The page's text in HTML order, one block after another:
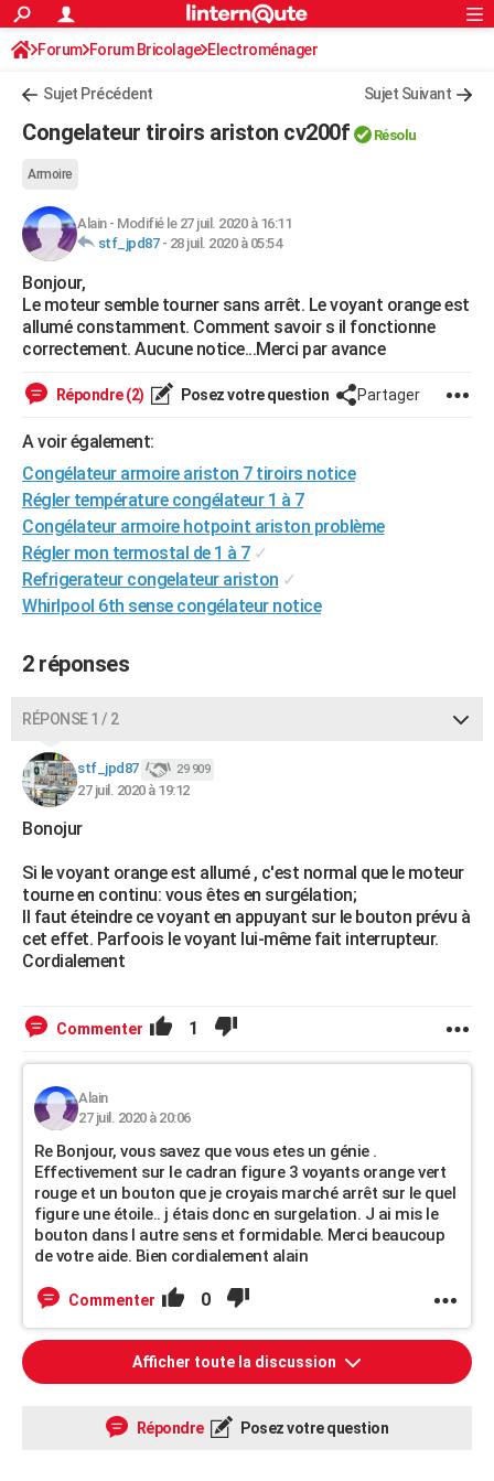
ACTUALITÉS
Politique
Société
Faits Divers
Education
Monde
Villes
+
AUTO
Essais
Réserver un essai
Citadines
Berlines
SUV
Forum auto
+HIGH-TECH
Mobiles
Meilleur smartphone
Internet
Ordinateurs
Jeux vidéo
Guide high-tech
+BRICOLAGE
Forum
Aménagement intérieur
Extérieur
Cuisine
Salle de bains
Jardinage
Rangement
WEEK-END
Guides de France
Escapades
Patrimoine
Expositions
Musées
Week-end nature
LIFESTYLE
SANTE
Alimentation
Guide de la santé
Maladies
Médicaments
Sommeil
VOYAGE
Destinations
City break
Voyage nature
Voyage de noces
Forum
Climat
PHOTO
GUIDES D'ACHAT
BONS PLANS
CARTE DE VOEUX
COPAINS D'AVANT
S'inscrire
Se connecter
Lycées
Collèges
Primaires
Universités
Entreprises
Service militaire
Avis de recherche
AVIS DE DÉCÈS
FORUM
Bricolage
Lifestyle
Culture
Sport
Auto
Television
Voyage
Cinema
S'inscrire
Connexion
Forum Forum Bricolage Electroménager
Sujet Précédent Sujet Suivant
Congelateur tiroirs ariston cv200f Résolu
Armoire
Alain- Modifié le 27 juil. 2020 à 16:11
stf_jpd87- 28 juil. 2020 à 05:54
Bonjour,
Le moteur semble tourner sans arrêt. Le voyant orange est
allumé constamment. Comment savoir s il fonctionne
correctement. Aucune notice...Merci par avance
Répondre (2) Posez votre question Partager
A voir également:
Congélateur armoire ariston 7 tiroirs notice
Régler température congélateur 1 à 7
Congélateur armoire hotpoint ariston problème
Régler mon termostal de 1 à 7 ✓
Refrigerateur congelateur ariston ✓
Whirlpool 6th sense congélateur notice
2 réponses
RÉPONSE 1 / 2
stf_jpd87 29 909
27 juil. 2020 à 19:12
Bonojur
Si le voyant orange est allumé , c'est normal que le moteur
tourne en continu: vous êtes en surgélation;
Il faut éteindre ce voyant en appuyant sur le bouton prévu à
cet effet. Parfoois le voyant lui-même fait interrupteur.
Cordialement
Commenter 1
Alain
27 juil. 2020 à 20:06
Re Bonjour, vous savez que vous etes un génie .
Effectivement sur le cadran figure 3 voyants orange vert
rouge et un bouton que je croyais marché arrêt sur le quel
figure une étoile.. j étais donc en surgelation. J ai mis le
bouton dans l autre sens et formidable. Merci beaucoup
de votre aide. Bien cordialement alain
Commenter 0
Afficher toute la discussion
Répondre Posez votre question